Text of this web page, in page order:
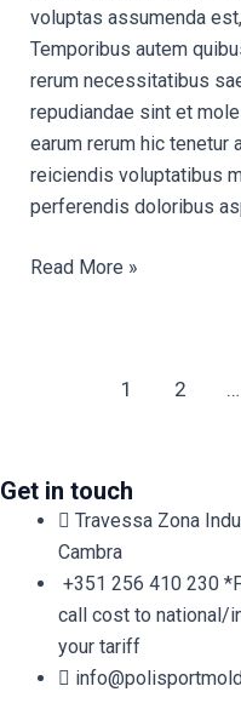
voluptas assumenda
Temporibus autem
rerum necessitatibus
repudiandae sint et
earum rerum hic tenetur
reiciendis voluptatibus
perferendis doloribus
Read More »
1 2 …
Get in touch
Travessa Zona
Cambra​
+351 256 410 230
call cost to national/
your tariff